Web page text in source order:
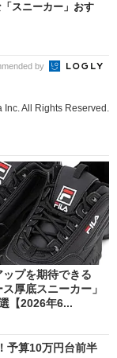
スニーカー」おす
by
All Rights Reserved.
ップを期待できる
ス厚底スニーカー」
【2026年6...
予算10万円台前半